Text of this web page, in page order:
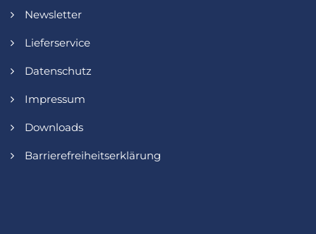
Newsletter
Lieferservice
Datenschutz
Impressum
Downloads
Barrierefreiheitserklärung